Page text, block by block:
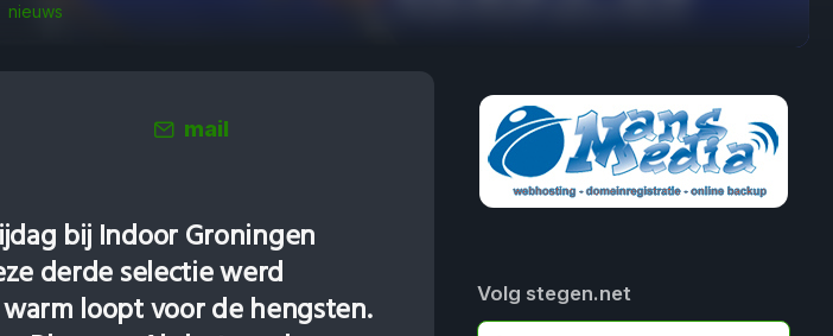
nieuws
mail
bij Indoor Groningen
derde selectie werd
loopt voor de hengsten.
Volg stegen.net